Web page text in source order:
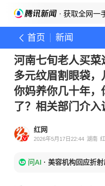
· 获取全网一
首页 新闻
河南七旬老人买
多元纹眉割眼袋，
你妈养你几十年
了？相关部门介入
红网
2026年5月17日22:44 湖南
问AI · 美容机构回应折射